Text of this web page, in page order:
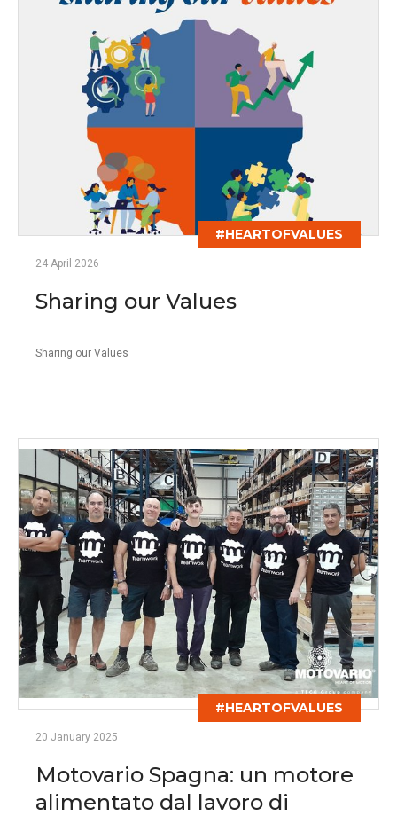
#HEARTOFVALUES
24 April 2026
Sharing our Values
Sharing our Values
#HEARTOFVALUES
20 January 2025
Motovario Spagna: un motore
alimentato dal lavoro di